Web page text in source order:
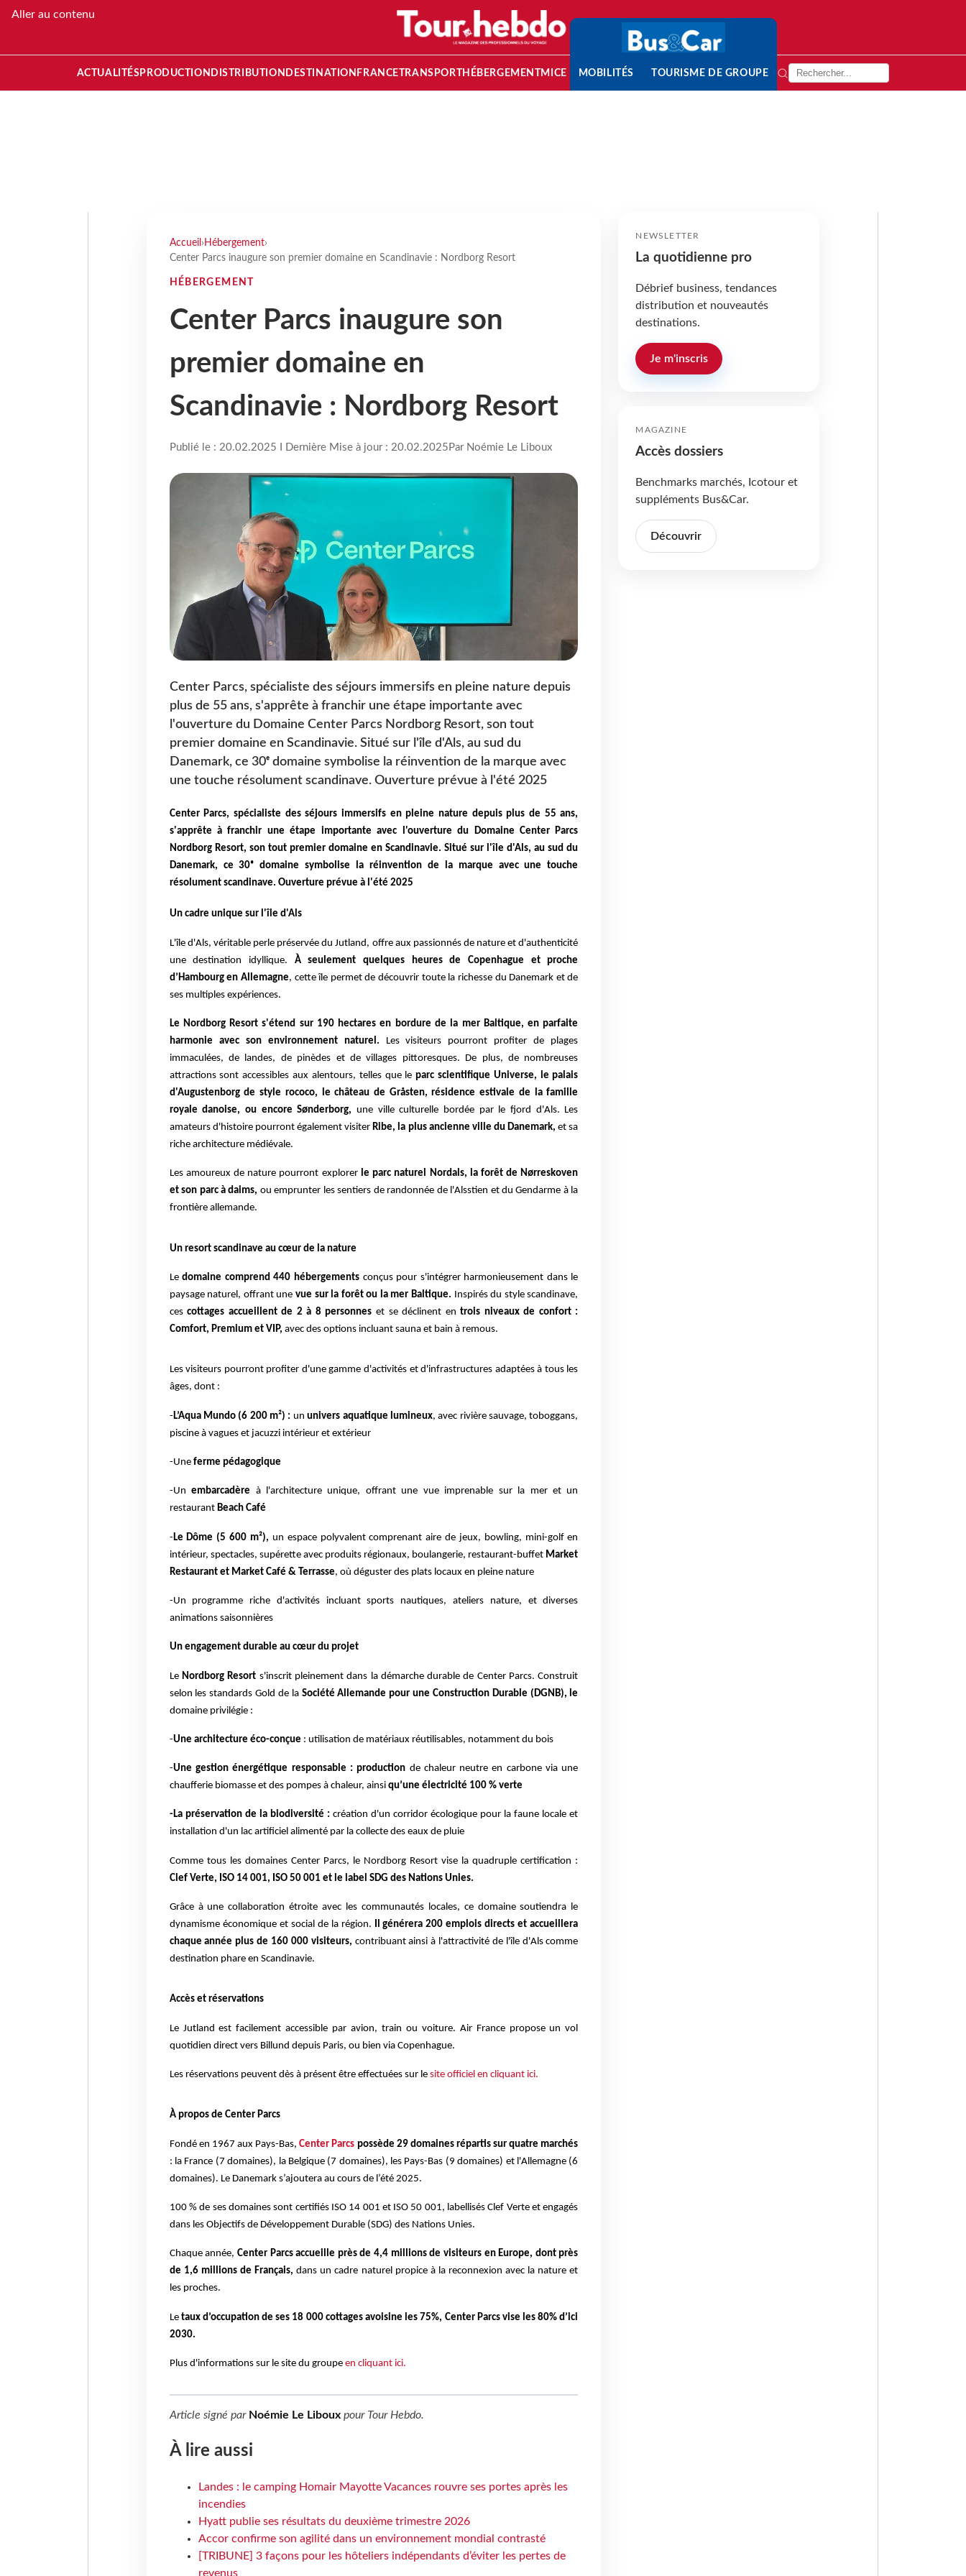
Aller au contenu
ACTUALITÉS PRODUCTION DISTRIBUTION DESTINATION FRANCETRANSPORT HÉBERGEMENTMICE MOBILITÉS TOURISME DE GROUPE
Accueil › Hébergement›
Center Parcs inaugure son premier domaine en Scandinavie : Nordborg Resort
HÉBERGEMENT
Center Parcs inaugure son
premier domaine en
Scandinavie : Nordborg Resort
Publié le : 20.02.2025 I Dernière Mise à jour : 20.02.2025 Par Noémie Le Liboux
Center Parcs, spécialiste des séjours immersifs en pleine nature depuis
plus de 55 ans, s'apprête à franchir une étape importante avec
l'ouverture du Domaine Center Parcs Nordborg Resort, son tout
premier domaine en Scandinavie. Situé sur l'île d'Als, au sud du
Danemark, ce 30ᵉ domaine symbolise la réinvention de la marque avec
une touche résolument scandinave. Ouverture prévue à l'été 2025
Center Parcs, spécialiste des séjours immersifs en pleine nature depuis plus de 55 ans,
s'apprête à franchir une étape importante avec l'ouverture du Domaine Center Parcs
Nordborg Resort, son tout premier domaine en Scandinavie. Situé sur l'île d'Als, au sud du
Danemark, ce 30ᵉ domaine symbolise la réinvention de la marque avec une touche
résolument scandinave. Ouverture prévue à l'été 2025
Un cadre unique sur l'île d'Als
L'île d'Als, véritable perle préservée du Jutland, offre aux passionnés de nature et d'authenticité
une destination idyllique. À seulement quelques heures de Copenhague et proche
d’Hambourg en Allemagne, cette île permet de découvrir toute la richesse du Danemark et de
ses multiples expériences.
Le Nordborg Resort s'étend sur 190 hectares en bordure de la mer Baltique, en parfaite
harmonie avec son environnement naturel. Les visiteurs pourront profiter de plages
immaculées, de landes, de pinèdes et de villages pittoresques. De plus, de nombreuses
attractions sont accessibles aux alentours, telles que leparc scientifique Universe, le palais
d'Augustenborg de style rococo, le château de Gråsten, résidence estivale de la famille
royale danoise, ou encore Sønderborg, une ville culturelle bordée par le fjord d'Als. Les
amateurs d'histoire pourront également visiterRibe, la plus ancienne ville du Danemark, et sa
riche architecture médiévale.
Les amoureux de nature pourront explorer le parc naturel Nordals, la forêt de Nørreskoven
et son parc à daims, ou emprunter les sentiers de randonnée de l'Alsstien et du Gendarme à la
frontière allemande.
Un resort scandinave au cœur de la nature
Ledomaine comprend 440 hébergements conçus pour s'intégrer harmonieusement dans le
paysage naturel, offrant une vue sur la forêt ou la mer Baltique. Inspirés du style scandinave,
cescottages accueillent de 2 à 8 personnes et se déclinent entrois niveaux de confort :
Comfort, Premium et VIP, avec des options incluant sauna et bain à remous.
Les visiteurs pourront profiter d'une gamme d'activités et d'infrastructures adaptées à tous les
âges, dont :
- L’Aqua Mundo (6 200 m²) : ununivers aquatique lumineux, avec rivière sauvage, toboggans,
piscine à vagues et jacuzzi intérieur et extérieur
-Une ferme pédagogique
-Unembarcadère à l'architecture unique, offrant une vue imprenable sur la mer et un
restaurant Beach Café
- Le Dôme (5 600 m²), un espace polyvalent comprenant aire de jeux, bowling, mini-golf en
intérieur, spectacles, supérette avec produits régionaux, boulangerie, restaurant-buffet Market
Restaurant et Market Café & Terrasse, où déguster des plats locaux en pleine nature
-Un programme riche d'activités incluant sports nautiques, ateliers nature, et diverses
animations saisonnières
Un engagement durable au cœur du projet
Le Nordborg Resort s'inscrit pleinement dans la démarche durable de Center Parcs. Construit
selon les standards Gold de la Société Allemande pour une Construction Durable (DGNB), le
domaine privilégie :
-Une architecture éco-conçue : utilisation de matériaux réutilisables, notamment du bois
-Une gestion énergétique responsable : production de chaleur neutre en carbone via une
chaufferie biomasse et des pompes à chaleur, ainsi qu’une électricité 100 % verte
-La préservation de la biodiversité : création d'un corridor écologique pour la faune locale et
installation d'un lac artificiel alimenté par la collecte des eaux de pluie
Comme tous les domaines Center Parcs, le Nordborg Resort vise la quadruple certification :
Clef Verte, ISO 14 001, ISO 50 001 et le label SDG des Nations Unies.
Grâce à une collaboration étroite avec les communautés locales, ce domaine soutiendra le
dynamisme économique et social de la région. Il générera 200 emplois directs et accueillera
chaque année plus de 160 000 visiteurs, contribuant ainsi à l'attractivité de l'île d'Als comme
destination phare en Scandinavie.
Accès et réservations
Le Jutland est facilement accessible par avion, train ou voiture. Air France propose un vol
quotidien direct vers Billund depuis Paris, ou bien via Copenhague.
Les réservations peuvent dès à présent être effectuées sur lesite officiel en cliquant ici.
À propos de Center Parcs
Fondé en 1967 aux Pays-Bas,Center Parcs possède 29 domaines répartis sur quatre marchés
: la France (7 domaines), la Belgique (7 domaines), les Pays-Bas (9 domaines) et l'Allemagne (6
domaines). Le Danemark s’ajoutera au cours de l’été 2025.
100 % de ses domaines sont certifiés ISO 14 001 et ISO 50 001, labellisés Clef Verte et engagés
dans les Objectifs de Développement Durable (SDG) des Nations Unies.
Chaque année, Center Parcs accueille près de 4,4 millions de visiteurs en Europe, dont près
de 1,6 millions de Français,dans un cadre naturel propice à la reconnexion avec la nature et
les proches.
Le taux d’occupation de ses 18 000 cottages avoisine les 75%, Center Parcs vise les 80% d’ici
2030.
Plus d'informations sur le site du groupe en cliquant ici.
Article signé par Noémie Le Libouxpour Tour Hebdo.
À lire aussi
Landes : le camping Homair Mayotte Vacances rouvre ses portes après les
incendies
Hyatt publie ses résultats du deuxième trimestre 2026
Accor confirme son agilité dans un environnement mondial contrasté
[TRIBUNE] 3 façons pour les hôteliers indépendants d’éviter les pertes de
revenus
NEWSLETTER
La quotidienne pro
Débrief business, tendances
distribution et nouveautés
destinations.
Je m'inscris
MAGAZINE
Accès dossiers
Benchmarks marchés, Icotour et
suppléments Bus&Car.
Découvrir